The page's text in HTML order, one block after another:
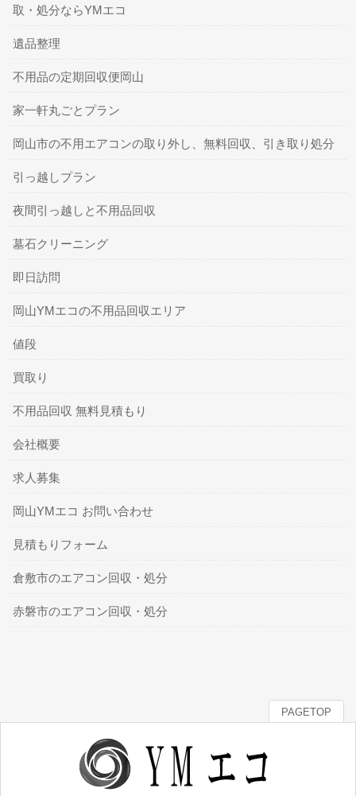
取・処分ならYMエコ
遺品整理
不用品の定期回収便岡山
家一軒丸ごとプラン
岡山市の不用エアコンの取り外し、無料回収、引き取り処分
引っ越しプラン
夜間引っ越しと不用品回収
墓石クリーニング
即日訪問
岡山YMエコの不用品回収エリア
値段
買取り
不用品回収 無料見積もり
会社概要
求人募集
岡山YMエコ お問い合わせ
見積もりフォーム
倉敷市のエアコン回収・処分
赤磐市のエアコン回収・処分
PAGETOP